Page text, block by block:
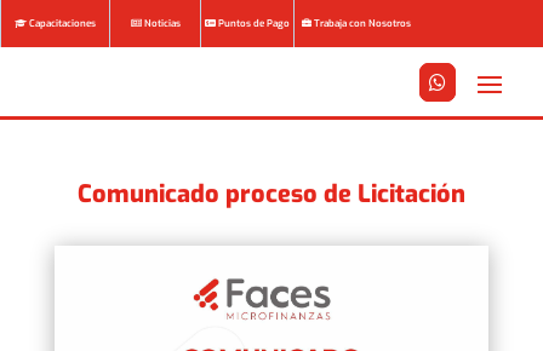
Capacitaciones Noticias Puntos de Pago Trabaja con Nosotros



Comunicado proceso de Licitación